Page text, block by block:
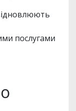
послугами